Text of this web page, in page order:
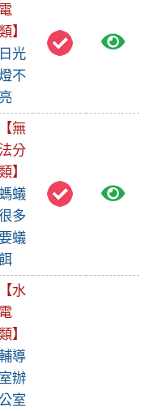
電
】
日光
不
亮
檢
報
【無
法分
】
螞蟻
多
要蟻
檢
【水
電
】
導
室辦
室